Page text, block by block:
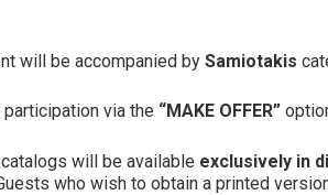
will be accompanied by Samiotakis
participation via the “MAKE OFFER”
will be available exclusively in
who wish to obtain a printed